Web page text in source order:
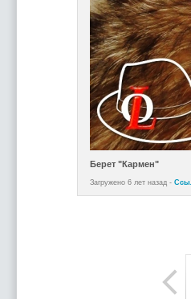
Берет "Кармен"
Загружено 6 лет назад -